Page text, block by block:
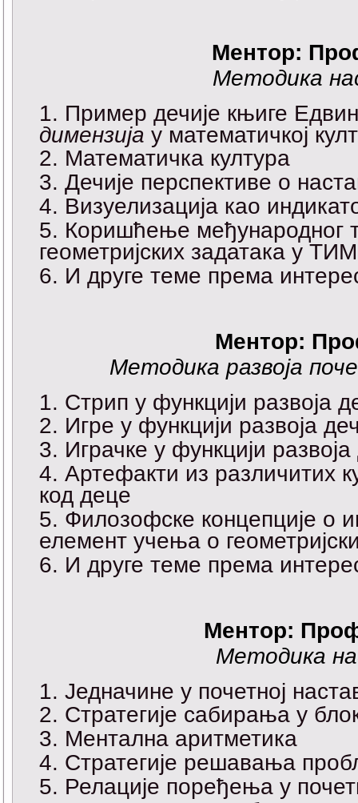
Ментор:
Методика
Пример дечије књиге
димензија у математичкој
Математичка култура
Дечије перспективе о
Визуелизација као
Коришћење међународног
геометријских задатака у
И друге теме према
Ментор:
Методика развоја
Стрип у функцији развоја
Игре у функцији развоја
Играчке у функцији
Aртефaкти из различитих
код деце
Филозофске концепције о
елемент учења о
И друге теме према
Ментор:
Методика
Једначине у почетној
Стратегије сабирања у
Ментална аритметика
Стратегије решавања
Релације поређења у